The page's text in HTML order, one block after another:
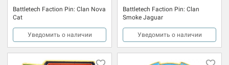
Battletech Faction Pin: Clan Nova
Cat
Уведомить о наличии
Battletech Faction Pin: Clan
Smoke Jaguar
Уведомить о наличии